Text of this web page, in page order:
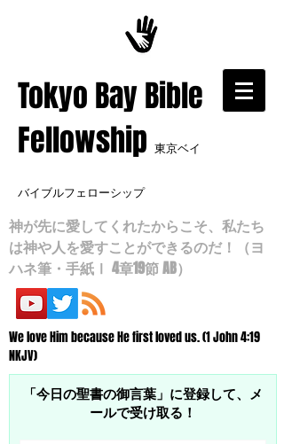
​Tokyo Bay Bible
Fellowship 東京ベイ
バイブルフェローシップ
神が先に愛してくれたからこそ、私たち
は神や人を愛すことができるのだ！（ヨ
ハネ筆・手紙Ⅰ 4章19節 AB）
We love Him because He first loved us. (1 John 4:19
NKJV)
「今日の聖書の御言葉」に登録して、メ
ールで受け取る！